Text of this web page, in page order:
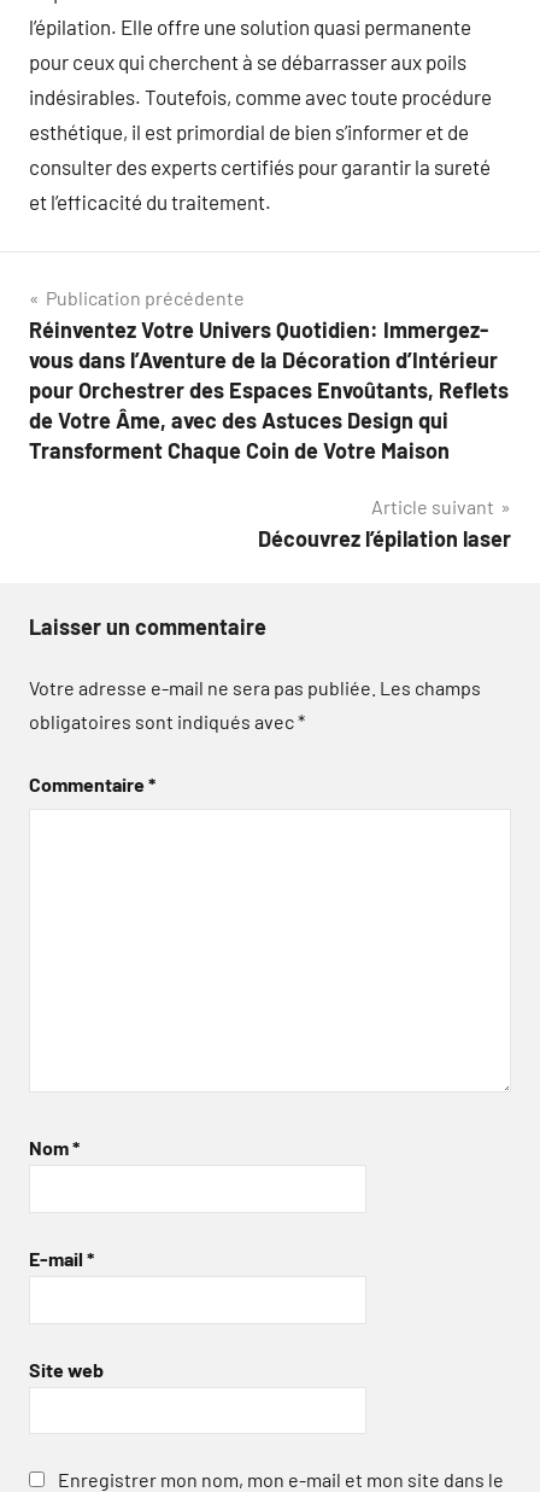
l’épilation. Elle offre une solution quasi permanente
pour ceux qui cherchent à se débarrasser aux poils
indésirables. Toutefois, comme avec toute procédure
esthétique, il est primordial de bien s’informer et de
consulter des experts certifiés pour garantir la sureté
et l’efficacité du traitement.
Navigation
de
l’article
Publication précédente
Réinventez Votre Univers Quotidien: Immergez-
vous dans l’Aventure de la Décoration d’Intérieur
pour Orchestrer des Espaces Envoûtants, Reflets
de Votre Âme, avec des Astuces Design qui
Transforment Chaque Coin de Votre Maison
Article suivant
Découvrez l’épilation laser
Laisser un commentaire
Votre adresse e-mail ne sera pas publiée. Les champs
obligatoires sont indiqués avec*
Commentaire*
Nom*
E-mail *
Site web
Enregistrer mon nom, mon e-mail et mon site dans le